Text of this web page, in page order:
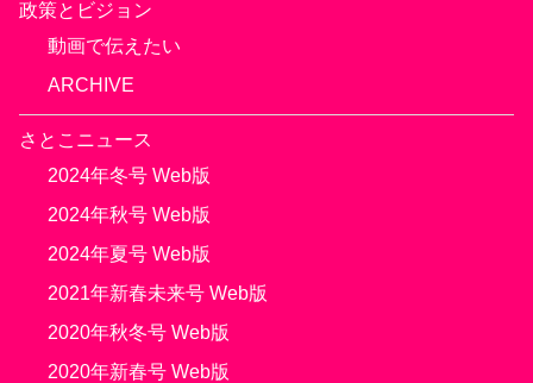
政策とビジョン
動画で伝えたい
ARCHIVE
さとこニュース
2024年冬号 Web版
2024年秋号 Web版
2024年夏号 Web版
2021年新春未来号 Web版
2020年秋冬号 Web版
2020年新春号 Web版